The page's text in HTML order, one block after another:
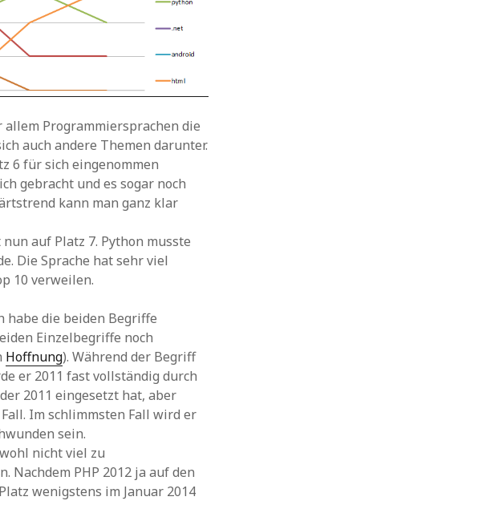
Programmiersprachen die
auch andere Themen darunter.
6 für sich eingenommen
gebracht und es sogar noch
kann man ganz klar
auf Platz 7. Python musste
Die Sprache hat sehr viel
10 verweilen.
habe die beiden Begriffe
Einzelbegriffe noch
Hoffnung). Während der Begriff
er 2011 fast vollständig durch
2011 eingesetzt hat, aber
Im schlimmsten Fall wird er
sein.
nicht viel zu
Nachdem PHP 2012 ja auf den
wenigstens im Januar 2014